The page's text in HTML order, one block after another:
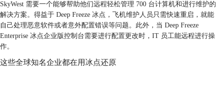
SkyWest 需要一个能够帮助他们远程轻松管理 700 台计算机和进行维护的
解决方案。得益于 Deep Freeze 冰点，飞机维护人员只需快速重启，就能
自己处理恶意软件或者意外配置错误等问题。此外，当 Deep Freeze
Enterprise 冰点企业版控制台需要进行配置更改时，IT 员工能远程进行操
作。
这些全球知名企业都在用冰点还原